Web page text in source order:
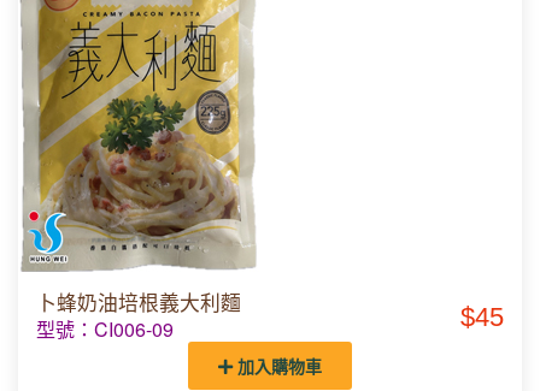
卜蜂奶油培根義大利麵
型號：CI006-09 $45
加入購物車